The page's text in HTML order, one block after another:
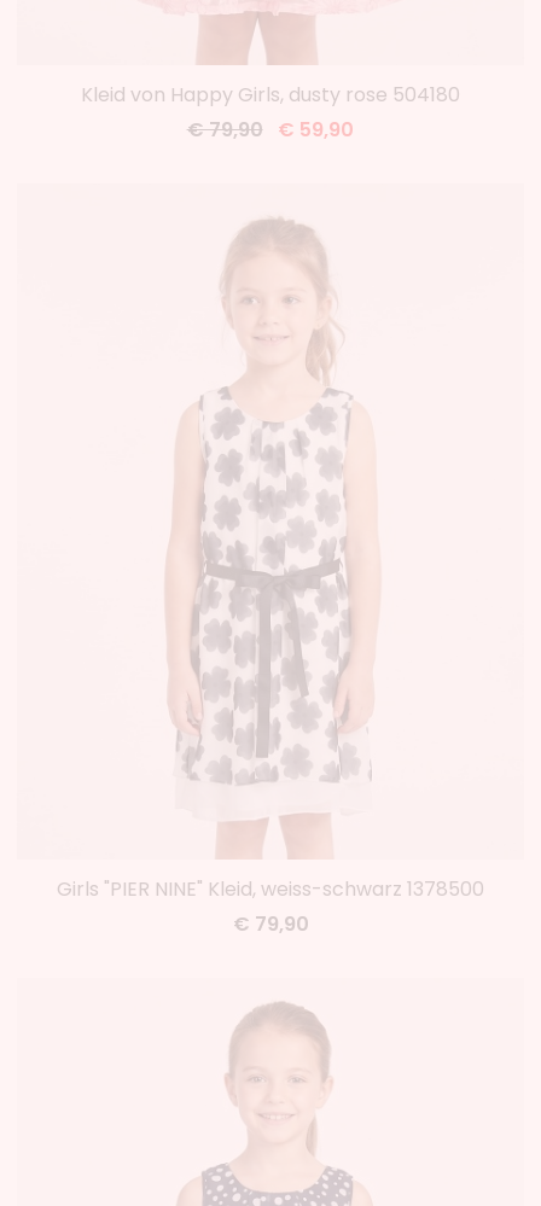
Kleid von Happy Girls, dusty rose 504180
€ 79,90
€ 59,90
Girls "PIER NINE" Kleid, weiss-schwarz 1378500
€ 79,90